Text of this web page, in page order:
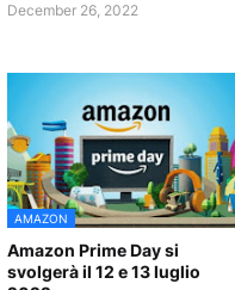
December 26, 2022
AMAZON
Amazon Prime Day si
svolgerà il 12 e 13 luglio